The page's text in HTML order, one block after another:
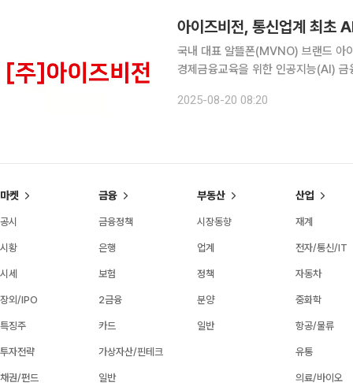
국내 대표 알뜰폰(MVNO) 브랜드 아
경제금융교육을 위한 인공지능(AI)
2025-08-20 08:20
마켓
공시
시황
시세
장외/IPO
특징주
투자전략
채권/펀드
금융
금융정책
은행
보험
2금융
카드
가상자산/핀테크
일반
부동산
시장동향
업계
정책
분양
일반
산업
재계
전자/통신/IT
자동차
중화학
항공/물류
유통
의료/바이오